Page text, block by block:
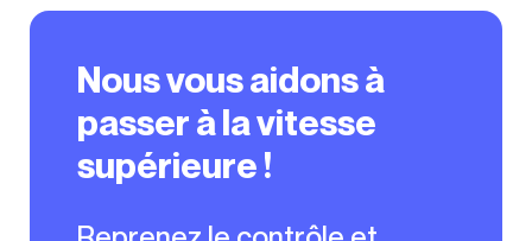
Nous vous aidons à
passer à la vitesse
supérieure !